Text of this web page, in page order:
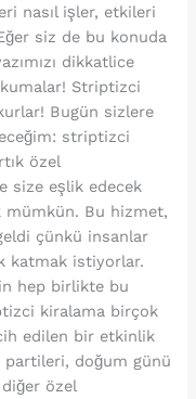
nasıl işler, etkileri
siz de bu konuda
dikkatlice
Striptizci
Bugün sizlere
striptizci
özel
size eşlik edecek
Bu hizmet,
çünkü insanlar
katmak istiyorlar.
hep birlikte bu
kiralama birçok
edilen bir etkinlik
partileri, doğum günü
özel